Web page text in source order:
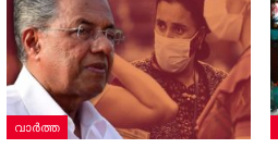
വാർത്ത